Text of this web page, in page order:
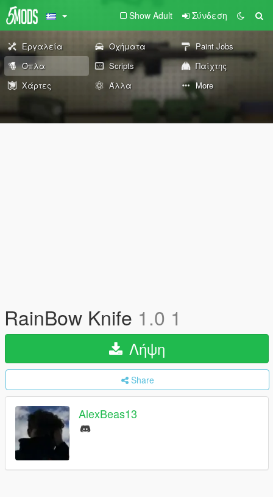
Show Adult Σύνδεση
Εργαλεία Οχήματα
Paint Jobs
Όπλα
Scripts
Παίχτης
Χάρτες
Άλλα More
RainBow Knife 1.0 1
Λήψη
Share
AlexBeas13